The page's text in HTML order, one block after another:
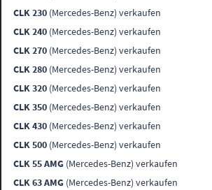
CLK 230 (Mercedes-Benz) verkaufen
CLK 240 (Mercedes-Benz) verkaufen
CLK 270 (Mercedes-Benz) verkaufen
CLK 280 (Mercedes-Benz) verkaufen
CLK 320 (Mercedes-Benz) verkaufen
CLK 350 (Mercedes-Benz) verkaufen
CLK 430 (Mercedes-Benz) verkaufen
CLK 500 (Mercedes-Benz) verkaufen
CLK 55 AMG (Mercedes-Benz) verkaufen
CLK 63 AMG (Mercedes-Benz) verkaufen